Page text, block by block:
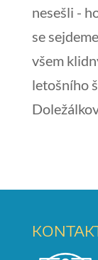
nesešli -
se
všem
letošního